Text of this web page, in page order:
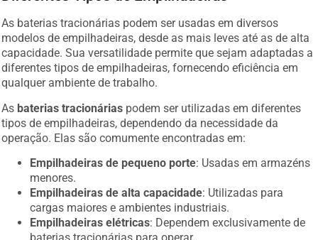
As baterias tracionárias podem ser usadas em diversos
modelos de empilhadeiras, desde as mais leves até as de alta
capacidade. Sua versatilidade permite que sejam adaptadas a
diferentes tipos de empilhadeiras, fornecendo eficiência em
qualquer ambiente de trabalho.
As baterias tracionárias
podem ser utilizadas em diferentes
tipos de empilhadeiras, dependendo da necessidade da
operação. Elas são comumente encontradas em:
Empilhadeiras de pequeno porte: Usadas em armazéns
menores.
Empilhadeiras de alta capacidade: Utilizadas para
cargas maiores e ambientes industriais.
Empilhadeiras elétricas: Dependem exclusivamente de
baterias tracionárias para operar.